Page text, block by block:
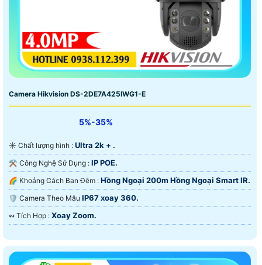
Camera Hikvision DS-2DE7A425IWG1-E
5%-35%
☀️ Chất lượng hình : Ultra 2k + .
⚒ Công Nghệ Sử Dụng : IP POE.
🌈 Khoảng Cách Ban Đêm : Hồng Ngoại 200m Hồng Ngoại Smart IR.
🛡 Camera Theo Mẫu IP67 xoay 360.
️↭ Tích Hợp : Xoay Zoom.